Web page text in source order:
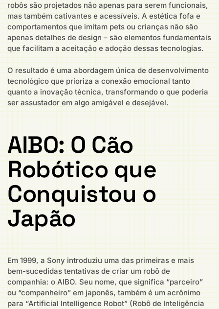
robôs são projetados não apenas para serem funcionais,
mas também cativantes e acessíveis. A estética fofa e
comportamentos que imitam pets ou crianças não são
apenas detalhes de design – são elementos fundamentais
que facilitam a aceitação e adoção dessas tecnologias.
O resultado é uma abordagem única de desenvolvimento
tecnológico que prioriza a conexão emocional tanto
quanto a inovação técnica, transformando o que poderia
ser assustador em algo amigável e desejável.
AIBO: O Cão
Robótico que
Conquistou o
Japão
Em 1999, a Sony introduziu uma das primeiras e mais
bem-sucedidas tentativas de criar um robô de
companhia: o AIBO. Seu nome, que significa “parceiro”
ou “companheiro” em japonês, também é um acrônimo
para “Artificial Intelligence Robot” (Robô de Inteligência